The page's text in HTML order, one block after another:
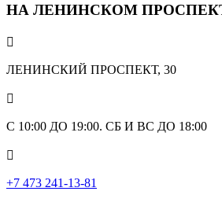
НА ЛЕНИНСКОМ

ЛЕНИНСКИЙ ПРОСПЕКТ, 30

С 10:00 ДО 19:00. СБ И ВС ДО 18:00

+7 473 241-13-81